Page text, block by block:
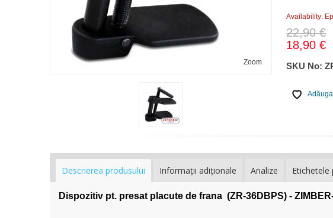
Zoom
Availability:
22,90 €
18,90 €
SKU No:
Descrierea produsului Informaţii adiţionale Analize Etichetele
Dispozitiv pt. presat placute de frana (ZR-36DBPS) -